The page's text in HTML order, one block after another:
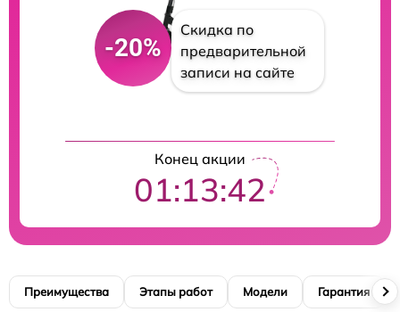
-20%
Скидка по
предварительной
записи на сайте
Конец акции
01:13:41
Преимущества Этапы работ Модели Гарантия